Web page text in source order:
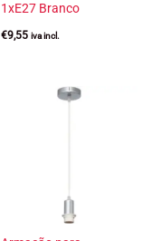
1xE27 Branco
€9,55 iva incl.